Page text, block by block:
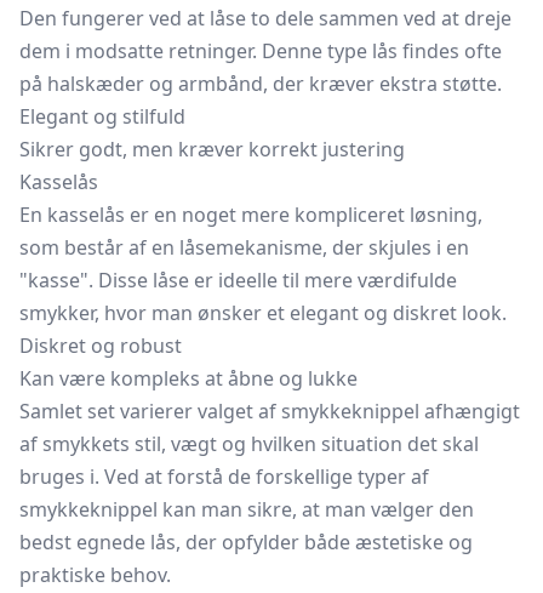
Den fungerer ved at låse to dele sammen ved at dreje
dem i modsatte retninger. Denne type lås findes ofte
på halskæder og armbånd, der kræver ekstra støtte.
Elegant og stilfuld
Sikrer godt, men kræver korrekt justering
Kasselås
En kasselås er en noget mere kompliceret løsning,
som består af en låsemekanisme, der skjules i en
"kasse". Disse låse er ideelle til mere værdifulde
smykker, hvor man ønsker et elegant og diskret look.
Diskret og robust
Kan være kompleks at åbne og lukke
Samlet set varierer valget af smykkeknippel afhængigt
af smykkets stil, vægt og hvilken situation det skal
bruges i. Ved at forstå de forskellige typer af
smykkeknippel kan man sikre, at man vælger den
bedst egnede lås, der opfylder både æstetiske og
praktiske behov.